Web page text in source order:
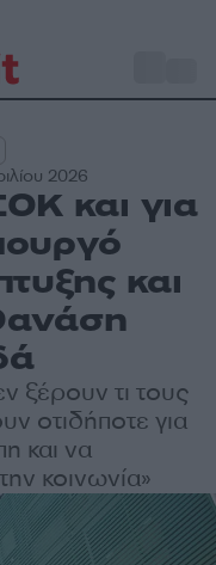
2026
και για
και
ξέρουν τι τους
οτιδήποτε για
και να
κοινωνία»